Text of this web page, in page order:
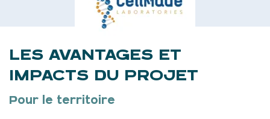
LES AVANTAGES ET
IMPACTS DU PROJET
Pour le territoire